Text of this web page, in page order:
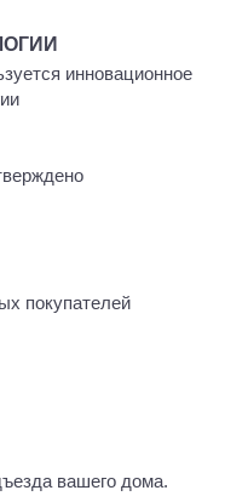
инновационное
покупателей
вашего дома.